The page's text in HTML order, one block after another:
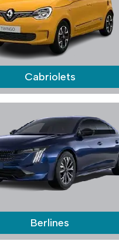
Cabriolets
Berlines